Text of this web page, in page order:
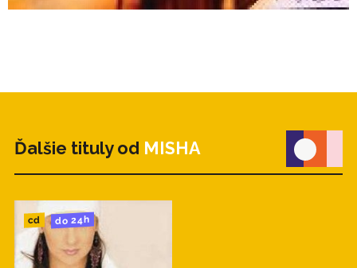
Ďalšie tituly od MISHA
cd do 24h